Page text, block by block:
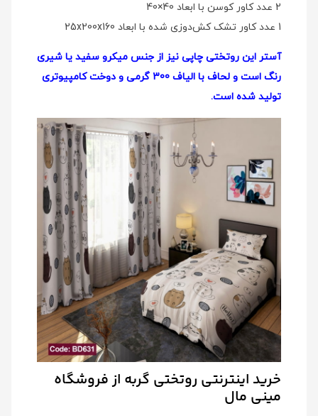
2 عدد کاور کوسن با ابعاد 40×40
1 عدد کاور تشک کش‌دوزی شده با ابعاد 25x200x160
آستر این روتختی چاپی نیز از جنس میکرو سفید یا شیری
رنگ است و لحاف با الیاف 300 گرمی و دوخت کامپیوتری
تولید شده است.
خرید اینترنتی روتختی گربه از فروشگاه
مینی مال